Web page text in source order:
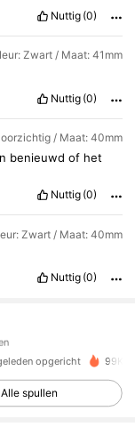
Nuttig (0)
Zwart / Maat: 41mm
Nuttig (0)
/ Maat: 40mm
benieuwd of het
Nuttig (0)
Zwart / Maat: 40mm
Nuttig (0)
opgericht 99K+
Alle spullen